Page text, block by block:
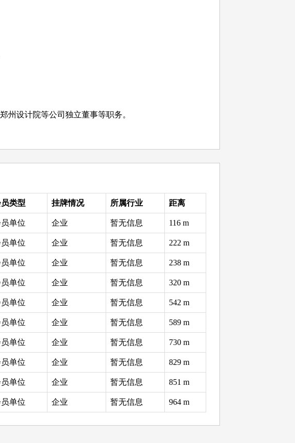
设计院等公司独立董事等职务。
类型 挂牌情况 所属行业 距离
单位 企业 暂无信息 116 m
单位 企业 暂无信息 222 m
单位 企业 暂无信息 238 m
单位 企业 暂无信息 320 m
单位 企业 暂无信息 542 m
单位 企业 暂无信息 589 m
单位 企业 暂无信息 730 m
单位 企业 暂无信息 829 m
单位 企业 暂无信息 851 m
单位 企业 暂无信息 964 m